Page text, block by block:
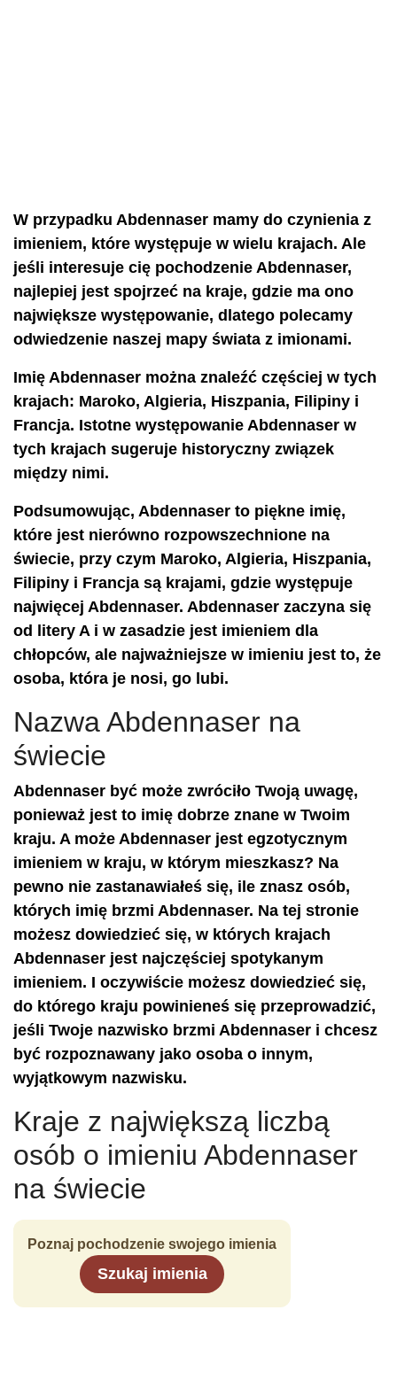
W przypadku Abdennaser mamy do czynienia z
imieniem, które występuje w wielu krajach. Ale
jeśli interesuje cię pochodzenie Abdennaser,
najlepiej jest spojrzeć na kraje, gdzie ma ono
największe występowanie, dlatego polecamy
odwiedzenie naszej mapy świata z imionami.
Imię Abdennaser można znaleźć częściej w tych
krajach: Maroko, Algieria, Hiszpania, Filipiny i
Francja. Istotne występowanie Abdennaser w
tych krajach sugeruje historyczny związek
między nimi.
Podsumowując, Abdennaser to piękne imię,
które jest nierówno rozpowszechnione na
świecie, przy czym Maroko, Algieria, Hiszpania,
Filipiny i Francja są krajami, gdzie występuje
najwięcej Abdennaser. Abdennaser zaczyna się
od litery A i w zasadzie jest imieniem dla
chłopców, ale najważniejsze w imieniu jest to, że
osoba, która je nosi, go lubi.
Nazwa Abdennaser na
świecie
Abdennaser być może zwróciło Twoją uwagę,
ponieważ jest to imię dobrze znane w Twoim
kraju. A może Abdennaser jest egzotycznym
imieniem w kraju, w którym mieszkasz? Na
pewno nie zastanawiałeś się, ile znasz osób,
których imię brzmi Abdennaser. Na tej stronie
możesz dowiedzieć się, w których krajach
Abdennaser jest najczęściej spotykanym
imieniem. I oczywiście możesz dowiedzieć się,
do którego kraju powinieneś się przeprowadzić,
jeśli Twoje nazwisko brzmi Abdennaser i chcesz
być rozpoznawany jako osoba o innym,
wyjątkowym nazwisku.
Kraje z największą liczbą
osób o imieniu Abdennaser
na świecie
Poznaj pochodzenie swojego imienia
Szukaj imienia